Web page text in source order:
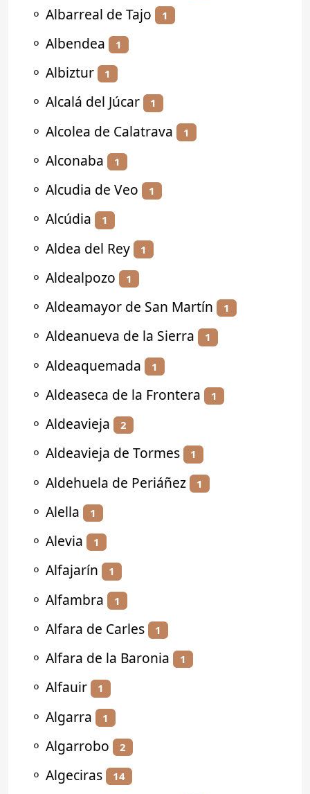
⚬ Albarreal de Tajo 1
⚬ Albendea 1
⚬ Albiztur 1
⚬ Alcalá del Júcar 1
⚬ Alcolea de Calatrava 1
⚬ Alconaba 1
⚬ Alcudia de Veo 1
⚬ Alcúdia 1
⚬ Aldea del Rey 1
⚬ Aldealpozo 1
⚬ Aldeamayor de San Martín 1
⚬ Aldeanueva de la Sierra 1
⚬ Aldeaquemada 1
⚬ Aldeaseca de la Frontera 1
⚬ Aldeavieja 2
⚬ Aldeavieja de Tormes 1
⚬ Aldehuela de Periáñez 1
⚬ Alella 1
⚬ Alevia 1
⚬ Alfajarín 1
⚬ Alfambra 1
⚬ Alfara de Carles 1
⚬ Alfara de la Baronia 1
⚬ Alfauir 1
⚬ Algarra 1
⚬ Algarrobo 2
⚬ Algeciras 14